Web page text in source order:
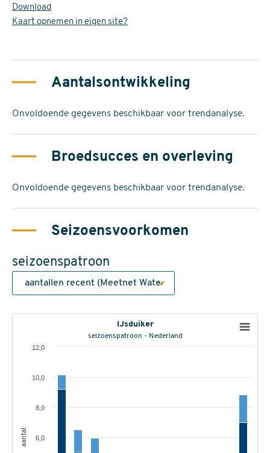
Download
Kaart opnemen in eigen site?
Aantalsontwikkeling
Onvoldoende gegevens beschikbaar voor trendanalyse.
Broedsucces en overleving
Onvoldoende gegevens beschikbaar voor trendanalyse.
Seizoensvoorkomen
seizoenspatroon
aantal
IJsduiker
seizoenspatroon - Nederland
6,0
8,0
10,0
12,0